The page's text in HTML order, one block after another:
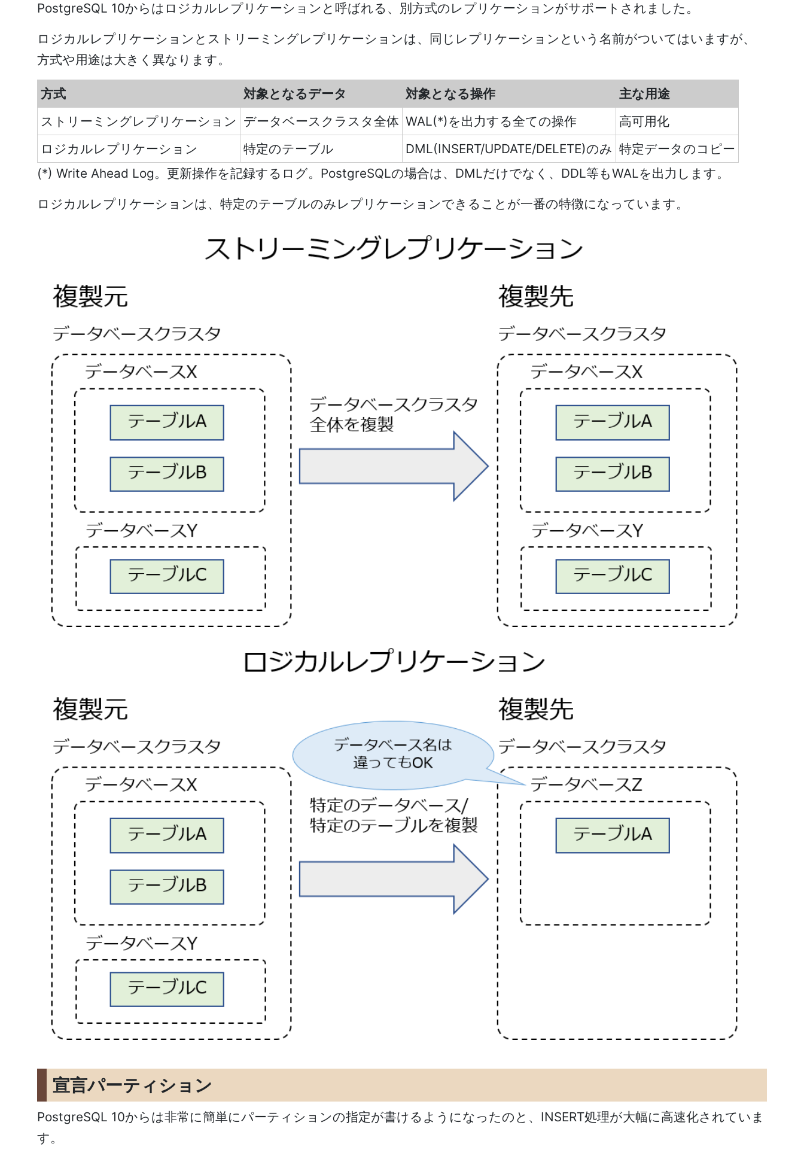
PostgreSQL 10からはロジカルレプリケーションと呼ばれる、別方式のレプリケーションがサポートされました。
ロジカルレプリケーションとストリーミングレプリケーションは、同じレプリケーションという名前がついてはいますが、
方式や用途は大きく異なります。
方式 対象となるデータ 対象となる操作
主な用途
ストリーミングレプリケーション データベースクラスタ全体 WAL(*)を出力する全ての操作
高可用化
ロジカルレプリケーション
特定のテーブル DML(INSERT/UPDATE/DELETE)のみ 特定データのコピー
(*) Write Ahead Log。更新操作を記録するログ。PostgreSQLの場合は、DMLだけでなく、DDL等もWALを出力します。
ロジカルレプリケーションは、特定のテーブルのみレプリケーションできることが一番の特徴になっています。
宣言パーティション
PostgreSQL 10からは非常に簡単にパーティションの指定が書けるようになったのと、INSERT処理が大幅に高速化されていま
す。